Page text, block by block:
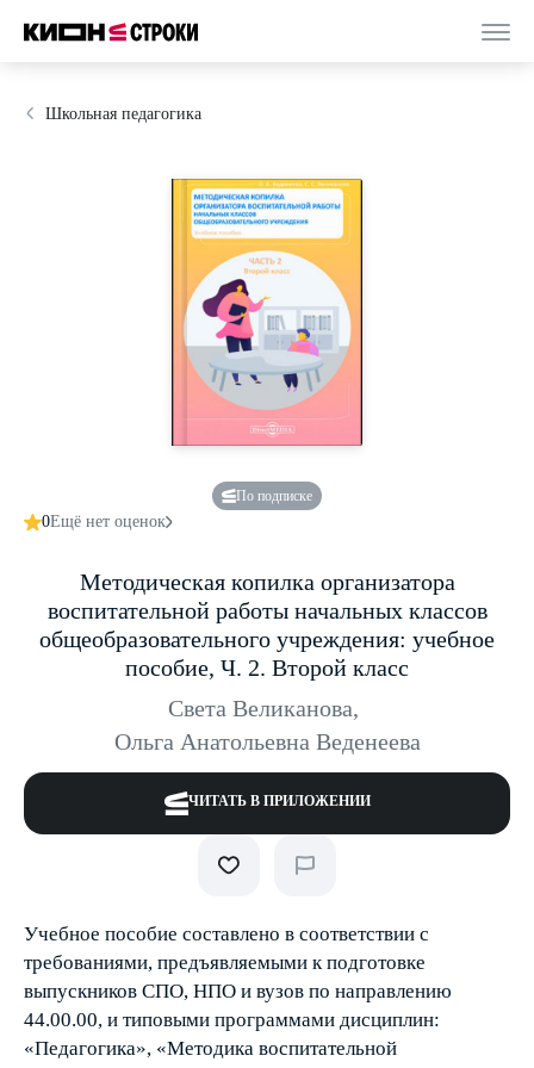
Школьная педагогика
По подписке
0Ещё нет оценок
Методическая копилка организатора
воспитательной работы начальных классов
общеобразовательного учреждения: учебное
пособие, Ч. 2. Второй класс
Света Великанова,
Ольга Анатольевна Веденеева
ЧИТАТЬ В ПРИЛОЖЕНИИ
Учебное пособие составлено в соответствии с
требованиями, предъявляемыми к подготовке
выпускников СПО, НПО и вузов по направлению
44.00.00, и типовыми программами дисциплин:
«Педагогика», «Методика воспитательной